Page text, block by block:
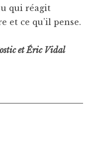
qui réagit
et ce qu’il pense.
et Éric Vidal